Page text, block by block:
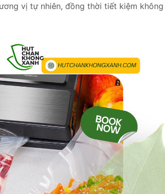
vị tự nhiên, đồng thời tiết kiệm không